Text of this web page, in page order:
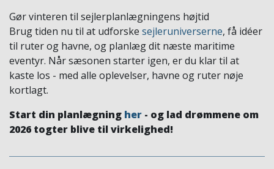
Gør vinteren til sejlerplanlægningens højtid
Brug tiden nu til at udforske sejleruniverserne, få idéer
til ruter og havne, og planlæg dit næste maritime
eventyr. Når sæsonen starter igen, er du klar til at
kaste los - med alle oplevelser, havne og ruter nøje
kortlagt.
Start din planlægning her - og lad drømmene om
2026 togter blive til virkelighed!